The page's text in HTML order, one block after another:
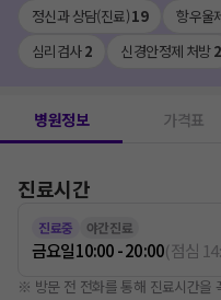
정신과 상담(진료)19 항우울
심리검사2 신경안정제 처방2
병원정보 가격표
진료시간
진료중 야간진료
금요일10:00 - 20:00(점심
※ 방문 전 전화를 통해 진료시간을